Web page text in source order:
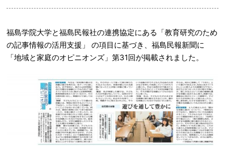
福島学院大学と福島民報社の連携協定にある「教育研究のため
の記事情報の活用支援」 の項目に基づき、福島民報新聞に
「地域と家庭のオピニオンズ」第31回が掲載されました。